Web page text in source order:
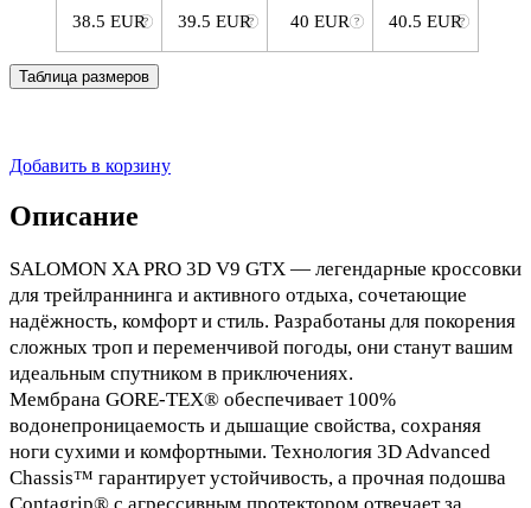
38.5 EUR 39.5 EUR 40 EUR 40.5 EUR
Таблица размеров
Добавить в корзину
Описание
SALOMON XA PRO 3D V9 GTX — легендарные кроссовки
для трейлраннинга и активного отдыха, сочетающие
надёжность, комфорт и стиль. Разработаны для покорения
сложных троп и переменчивой погоды, они станут вашим
идеальным спутником в приключениях.
Мембрана GORE-TEX® обеспечивает 100%
водонепроницаемость и дышащие свойства, сохраняя
ноги сухими и комфортными. Технология 3D Advanced
Chassis™ гарантирует устойчивость, а прочная подошва
Contagrip® с агрессивным протектором отвечает за